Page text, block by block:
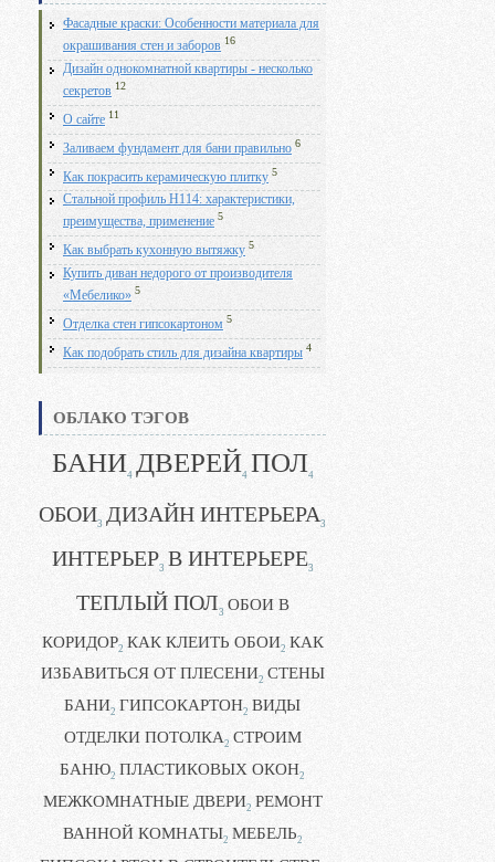
Фасадные краски: Особенности материала для
окрашивания стен и заборов 16
Дизайн однокомнатной квартиры - несколько
секретов 12
О сайте 11
Заливаем фундамент для бани правильно 6
Как покрасить керамическую плитку 5
Стальной профиль Н114: характеристики,
преимущества, применение 5
Как выбрать кухонную вытяжку 5
Купить диван недорого от производителя
«Мебелико» 5
Отделка стен гипсокартоном 5
Как подобрать стиль для дизайна квартиры 4
ОБЛАКО ТЭГОВ
БАНИ4 ДВЕРЕЙ4 ПОЛ4
ОБОИ3 ДИЗАЙН ИНТЕРЬЕРА3
ИНТЕРЬЕР3 В ИНТЕРЬЕРЕ3
ТЕПЛЫЙ ПОЛ3 ОБОИ В
КОРИДОР2 КАК КЛЕИТЬ ОБОИ2 КАК
ИЗБАВИТЬСЯ ОТ ПЛЕСЕНИ2 СТЕНЫ
БАНИ2 ГИПСОКАРТОН2 ВИДЫ
ОТДЕЛКИ ПОТОЛКА2 СТРОИМ
БАНЮ2 ПЛАСТИКОВЫХ ОКОН2
МЕЖКОМНАТНЫЕ ДВЕРИ2 РЕМОНТ
ВАННОЙ КОМНАТЫ2 МЕБЕЛЬ2